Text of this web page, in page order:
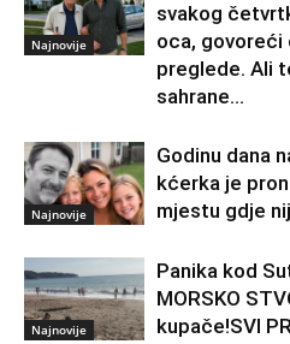
Najnovije
svakog
oca, govoreći
preglede. Ali
sahrane...
Najnovije
Godinu dana
kćerka je
mjestu gdje
Najnovije
Panika kod
MORSKO
kupače!SVI